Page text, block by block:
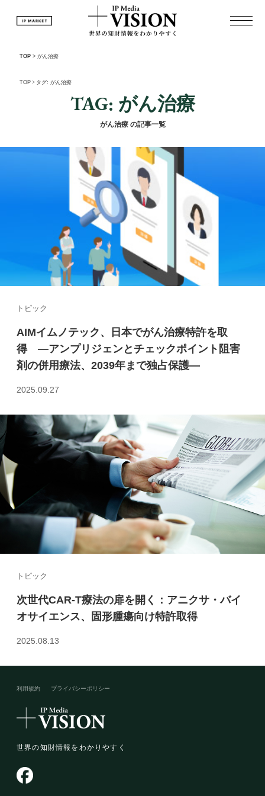
TOP > がん治療
TOP > タグ: がん治療
TAG: がん治療
がん治療 の記事一覧
トピック
AIMイムノテック、日本でがん治療特許を取
得 ―アンプリジェンとチェックポイント阻害
剤の併用療法、2039年まで独占保護―
2025.09.27
トピック
次世代CAR-T療法の扉を開く：アニクサ・バイ
オサイエンス、固形腫瘍向け特許取得
2025.08.13
利用規約 プライバシーポリシー​
世界の知財情報をわかりやすく